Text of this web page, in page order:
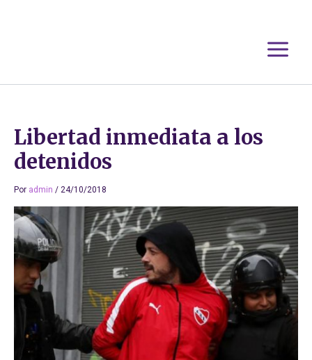
Libertad inmediata a los
detenidos
Por admin / 24/10/2018